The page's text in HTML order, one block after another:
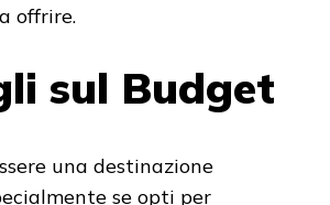
offrire.
sul Budget
una destinazione
se opti per